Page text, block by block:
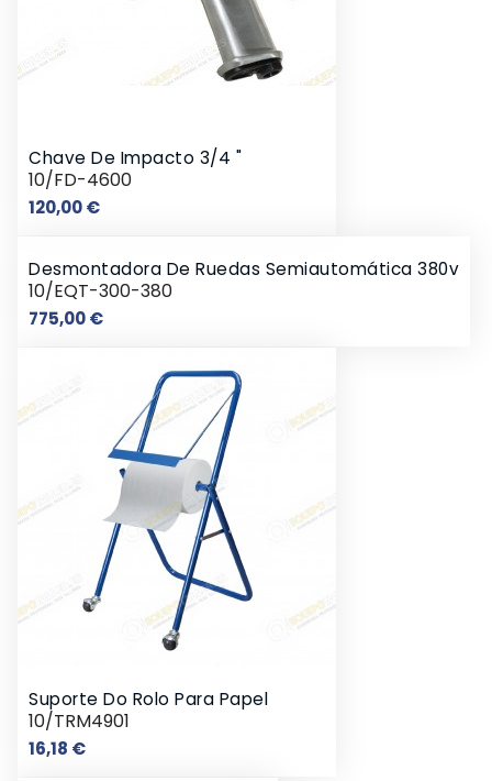
Chave De Impacto 3/4 "
10/FD-4600
120,00 €Preço
Desmontadora De Ruedas Semiautomática 380v
10/EQT-300-380
775,00 €Preço
Suporte Do Rolo Para Papel
10/TRM4901
16,18 €Preço